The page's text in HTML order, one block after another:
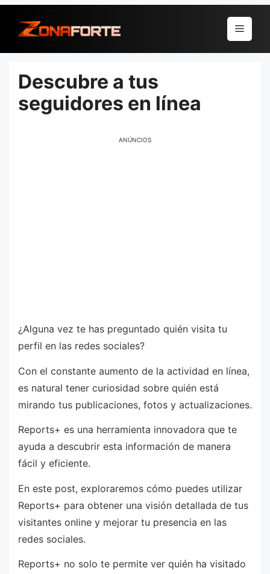
para
conteúdo
Menu
Descubre a tus
seguidores en línea
ANÚNCIOS
¿Alguna vez te has preguntado quién visita tu
perfil en las redes sociales?
Con el constante aumento de la actividad en línea,
es natural tener curiosidad sobre quién está
mirando tus publicaciones, fotos y actualizaciones.
Reports+ es una herramienta innovadora que te
ayuda a descubrir esta información de manera
fácil y eficiente.
En este post, exploraremos cómo puedes utilizar
Reports+ para obtener una visión detallada de tus
visitantes online y mejorar tu presencia en las
redes sociales.
Reports+ no solo te permite ver quién ha visitado